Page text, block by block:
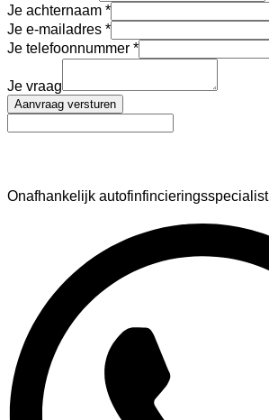
Je achternaam
Je e-mailadres
Je telefoonnummer
Je vraag
Aanvraag versturen
Onafhankelijk autofinfincieringsspecialist